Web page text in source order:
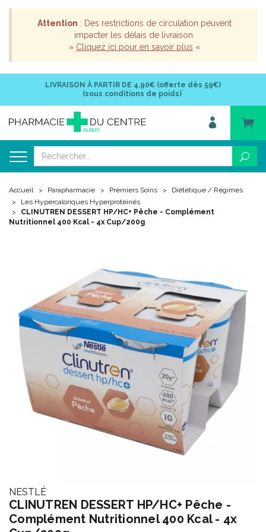
Attention : Des restrictions de circulation peuvent
impacter les délais de livraison.
» Cliquez ici pour en savoir plus «
LIVRAISON À PARTIR DE 4,90€ (offerte dès 59€)
(sous conditions de poids)*
Accueil Parapharmacie Premiers Soins
Diététique / Régimes
Les Hypercaloriques Hyperprotéinés
CLINUTREN DESSERT HP/HC+ Pêche - Complément
Nutritionnel 400 Kcal - 4x Cup/200g
NESTLÉ
CLINUTREN DESSERT HP/HC+ Pêche -
Complément Nutritionnel 400 Kcal - 4x